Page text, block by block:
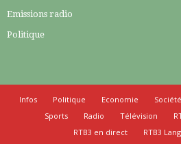
Emissions radio
Politique
Infos Politique Economie Société
Sports
Radio Télévision
RTB3 en direct
RTB3